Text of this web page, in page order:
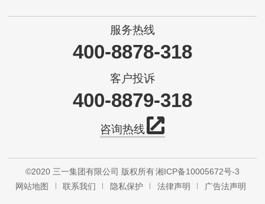
服务热线
400-8878-318
客户投诉
400-8879-318
咨询热线
©2020 三一集团有限公司 版权所有湘ICP备10005672号-3
网站地图
联系我们 隐私保护 法律声明 广告法声明